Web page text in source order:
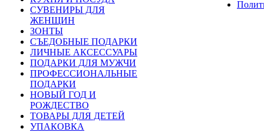
СУВЕНИРЫ ДЛЯ
ЖЕНЩИН
ЗОНТЫ
СЪЕДОБНЫЕ ПОДАРКИ
ЛИЧНЫЕ АКСЕССУАРЫ
ПОДАРКИ ДЛЯ МУЖЧИ
ПРОФЕССИОНАЛЬНЫЕ
ПОДАРКИ
НОВЫЙ ГОД И
РОЖДЕСТВО
ТОВАРЫ ДЛЯ ДЕТЕЙ
УПАКОВКА